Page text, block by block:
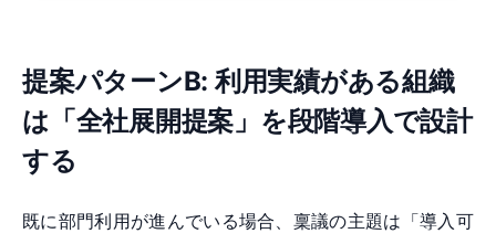
提案パターンB: 利用実績がある組織
は「全社展開提案」を段階導入で設計
する
既に部門利用が進んでいる場合、稟議の主題は「導入可